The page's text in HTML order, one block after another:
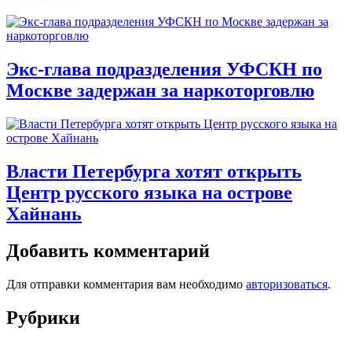
Экс-глава подразделения УФСКН по
Москве задержан за наркоторговлю
Власти Петербурга хотят открыть
Центр русского языка на острове
Хайнань
Добавить комментарий
Для отправки комментария вам необходимо авторизоваться.
Рубрики